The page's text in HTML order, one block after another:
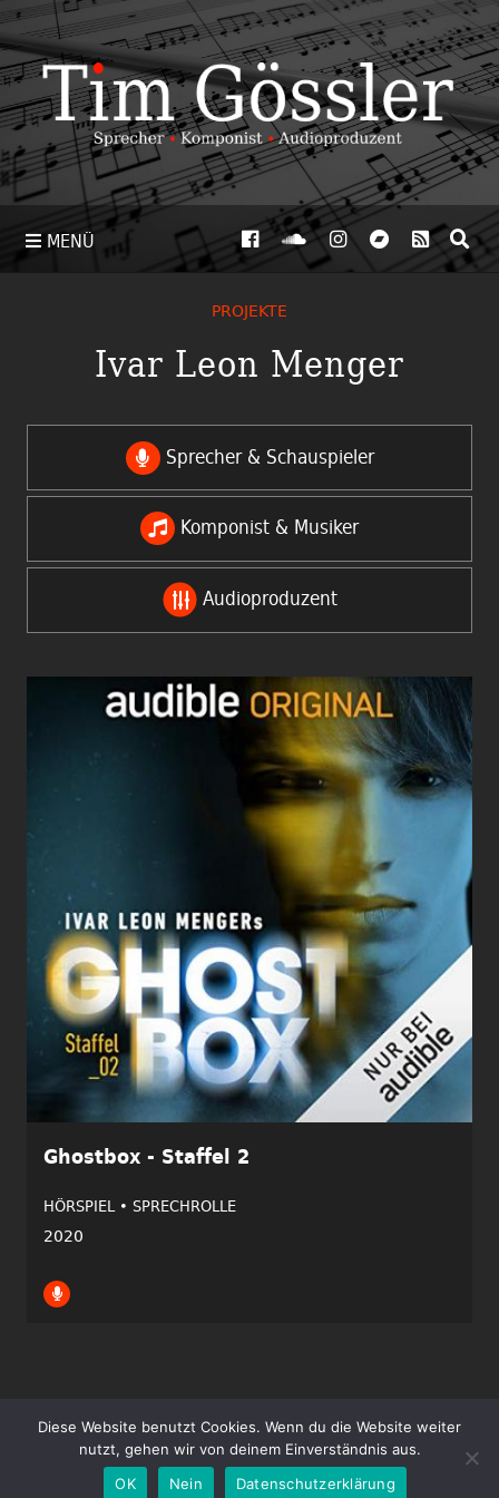
MENÜ
PROJEKTE
Ivar Leon Menger
Sprecher & Schauspieler
Komponist & Musiker
Audioproduzent
Ghostbox - Staffel 2
HÖRSPIEL • SPRECHROLLE
2020
Copyright ©2026 Tim Gössler | Alle Rechte vorbehalten.
Impressum
Datenschutz
Diese Website benutzt Cookies. Wenn du die Website weiter
nutzt, gehen wir von deinem Einverständnis aus.
OK
Nein Datenschutzerklärung